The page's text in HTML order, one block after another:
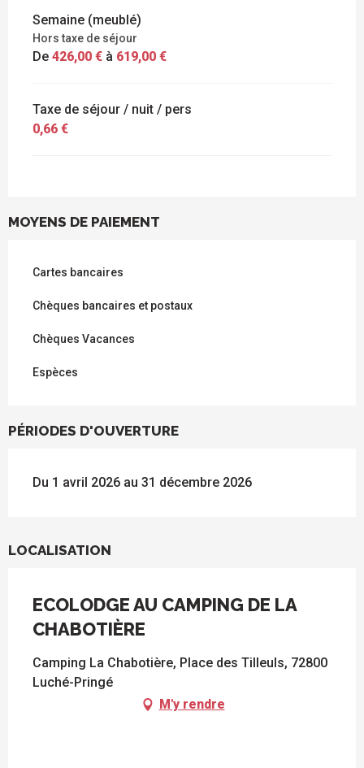
Semaine (meublé)
Hors taxe de séjour
De 426,00 € à 619,00 €
Taxe de séjour / nuit / pers
0,66 €
MOYENS DE PAIEMENT
Cartes bancaires
Chèques bancaires et postaux
Chèques Vacances
Espèces
PÉRIODES D'OUVERTURE
Du 1 avril 2026 au 31 décembre 2026
LOCALISATION
ECOLODGE AU CAMPING DE LA
CHABOTIÈRE
Camping La Chabotière, Place des Tilleuls, 72800
Luché-Pringé
M'y rendre